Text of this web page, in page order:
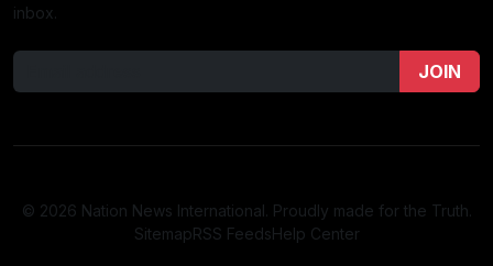
inbox.
JOIN
© 2026 Nation News International. Proudly made for the Truth.
SitemapRSS FeedsHelp Center